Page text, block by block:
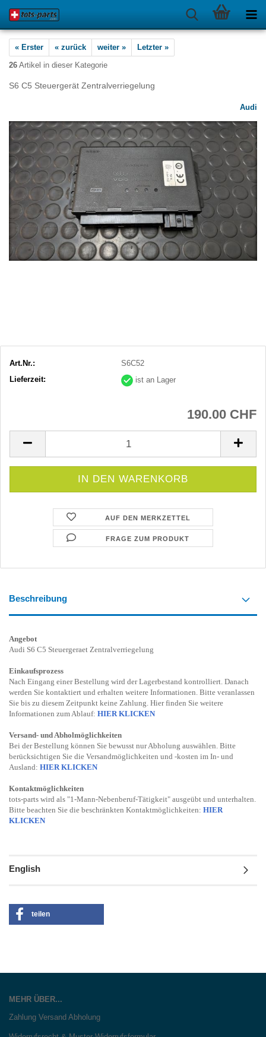
« Erster « zurück weiter »
Letzter »
26 Artikel in dieser Kategorie
S6 C5 Steuergerät Zentralverriegelung
Audi
Art.Nr.:
S6C52
Lieferzeit:
ist an Lager
190.00 CHF
AUF DEN MERKZETTEL
FRAGE ZUM PRODUKT
Beschreibung
Angebot
Audi S6 C5 Steuergeraet Zentralverriegelung
Einkaufsprozess
Nach Eingang einer Bestellung wird der Lagerbestand kontrolliert. Danach
werden Sie kontaktiert und erhalten weitere Informationen. Bitte veranlassen
Sie bis zu diesem Zeitpunkt keine Zahlung. Hier finden Sie weitere
Informationen zum Ablauf: HIER KLICKEN
Versand- und Abholmöglichkeiten
Bei der Bestellung können Sie bewusst nur Abholung auswählen. Bitte
berücksichtigen Sie die Versandmöglichkeiten und -kosten im In- und
Ausland: HIER KLICKEN
Kontaktmöglichkeiten
tots-parts wird als "1-Mann-Nebenberuf-Tätigkeit" ausgeübt und unterhalten.
Bitte beachten Sie die beschränkten Kontaktmöglichkeiten: HIER
KLICKEN
English
teilen
MEHR ÜBER...
Zahlung Versand Abholung